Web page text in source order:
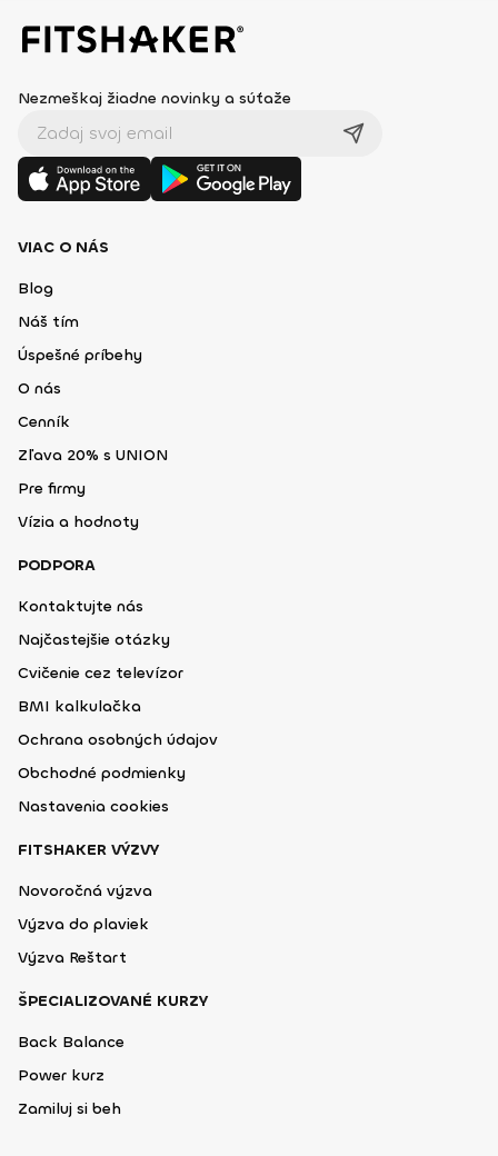
Nezmeškaj žiadne novinky a súťaže
VIAC O NÁS
Blog
Náš tím
Úspešné príbehy
O nás
Cenník
Zľava 20% s UNION
Pre firmy
Vízia a hodnoty
PODPORA
Kontaktujte nás
Najčastejšie otázky
Cvičenie cez televízor
BMI kalkulačka
Ochrana osobných údajov
Obchodné podmienky
Nastavenia cookies
FITSHAKER VÝZVY
Novoročná výzva
Výzva do plaviek
Výzva Reštart
ŠPECIALIZOVANÉ KURZY
Back Balance
Power kurz
Zamiluj si beh